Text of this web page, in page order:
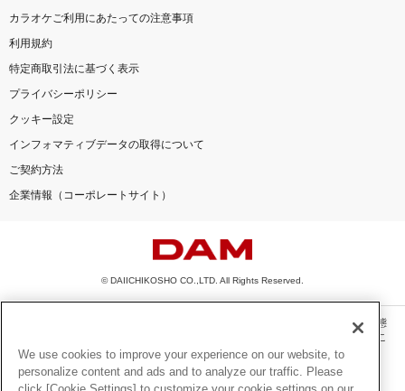
カラオケご利用にあたっての注意事項
利用規約
特定商取引法に基づく表示
プライバシーポリシー
クッキー設定
インフォマティブデータの取得について
ご契約方法
企業情報（コーポレートサイト）
© DAIICHIKOSHO CO.,LTD. All Rights Reserved.
このサイトに掲載されている一切の文章・画像・写真・動画・音声等を、手段や形態
を問わず、著作権法の定める範囲を超えて無断で複製、転載、ファイル化などするこ
とを禁じます。
楽曲及びコンテンツは、機種によりご利用いただけない場合があります。
We use cookies to improve your experience on our website, to
personalize content and ads and to analyze our traffic. Please